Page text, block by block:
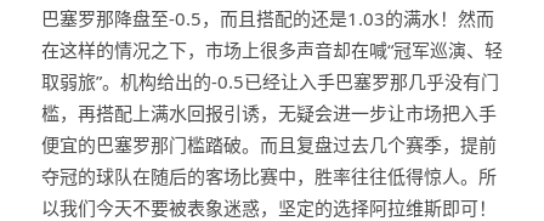
巴塞罗那降盘至-0.5，而且搭配的还是1.03的满水！然而
在这样的情况之下，市场上很多声音却在喊“冠军巡演、轻
取弱旅”。机构给出的-0.5已经让入手巴塞罗那几乎没有门
槛，再搭配上满水回报引诱，无疑会进一步让市场把入手
便宜的巴塞罗那门槛踏破。而且复盘过去几个赛季，提前
夺冠的球队在随后的客场比赛中，胜率往往低得惊人。所
以我们今天不要被表象迷惑，坚定的选择阿拉维斯即可！